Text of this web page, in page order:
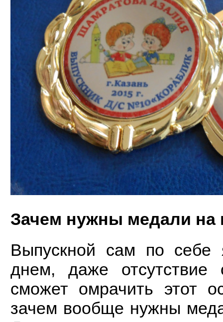
Зачем нужны медали на
Выпускной сам по себе
днем, даже отсутствие
сможет омрачить этот
зачем вообще нужны